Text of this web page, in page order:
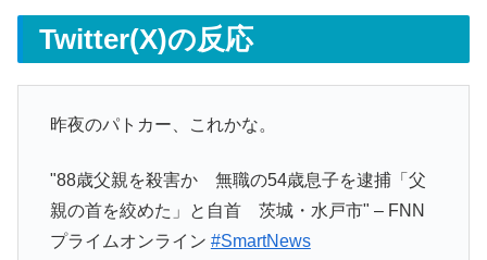
Twitter(X)の反応
昨夜のパトカー、これかな。
"88歳父親を殺害か 無職の54歳息子を逮捕「父
親の首を絞めた」と自首 茨城・水戸市" – FNN
プライムオンライン #SmartNews